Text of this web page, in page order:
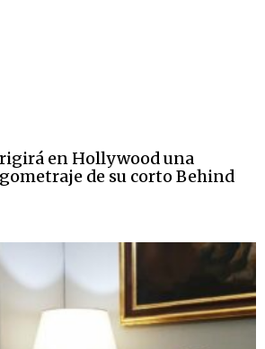
en Hollywood una
de su corto Behind